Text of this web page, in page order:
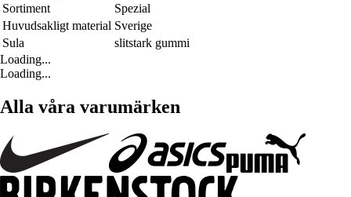
Sortiment
Spezial
Huvudsakligt material Sverige
Sula
slitstark gummi
Loading...
Loading...
Alla våra varumärken